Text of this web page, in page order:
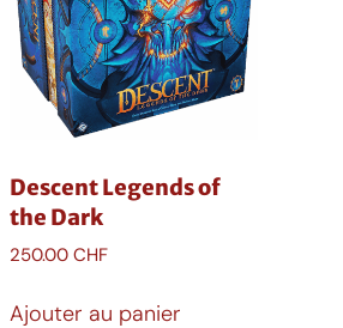
Descent Legends of
the Dark
250.00 CHF
Ajouter au panier